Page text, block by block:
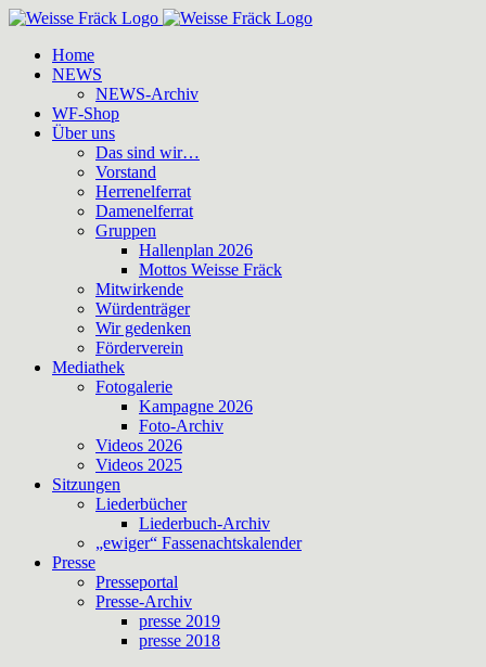
Zum
springenHome
NEWS
NEWS-Archiv
WF-Shop
Über uns
Das sind wir…
Vorstand
Herrenelferrat
Damenelferrat
Gruppen
Hallenplan 2026
Mottos Weisse Fräck
Mitwirkende
Würdenträger
Wir gedenken
Förderverein
Mediathek
Fotogalerie
Kampagne 2026
Foto-Archiv
Videos 2026
Videos 2025
Sitzungen
Liederbücher
Liederbuch-Archiv
„ewiger“ Fassenachtskalender
Presse
Presseportal
Presse-Archiv
presse 2019
presse 2018